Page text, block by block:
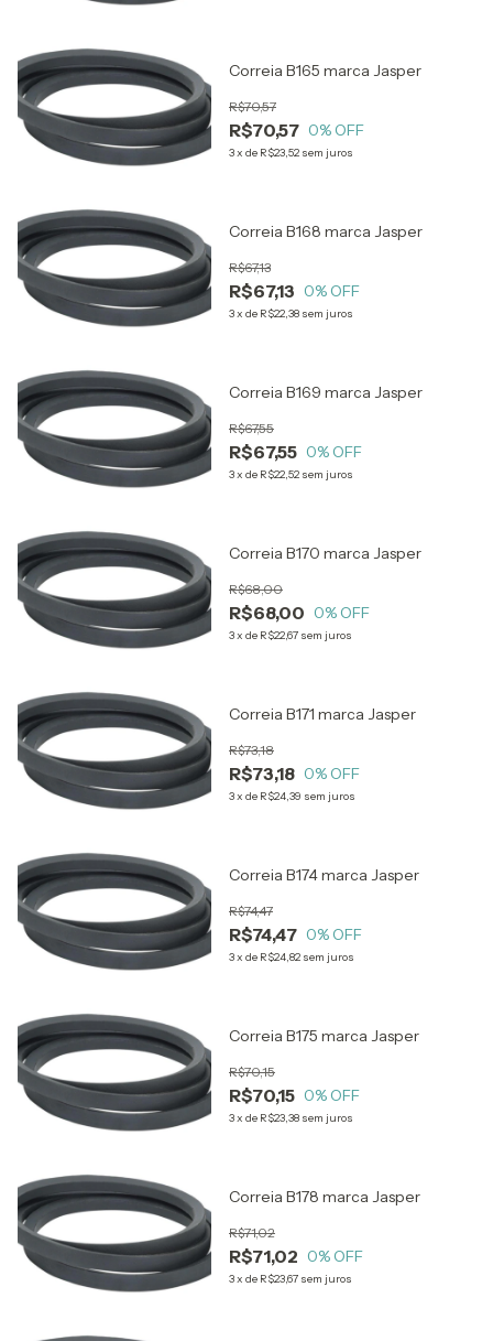
Correia B165 marca Jasper
R$70,57
R$70,57
0% OFF
3x de R$23,52 sem juros
Correia B168 marca Jasper
R$67,13
R$67,13
0% OFF
3x de R$22,38 sem juros
Correia B169 marca Jasper
R$67,55
R$67,55
0% OFF
3x de R$22,52 sem juros
Correia B170 marca Jasper
R$68,00
R$68,00
0% OFF
3x de R$22,67 sem juros
Correia B171 marca Jasper
R$73,18
R$73,18
0% OFF
3x de R$24,39 sem juros
Correia B174 marca Jasper
R$74,47
R$74,47
0% OFF
3x de R$24,82 sem juros
Correia B175 marca Jasper
R$70,15
R$70,15
0% OFF
3x de R$23,38 sem juros
Correia B178 marca Jasper
R$71,02
R$71,02
0% OFF
3x de R$23,67 sem juros